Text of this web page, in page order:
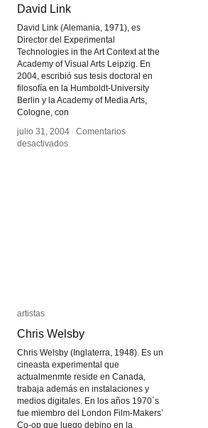
David Link
David Link (Alemania, 1971), es
Director del Experimental
Technologies in the Art Context at the
Academy of Visual Arts Leipzig. En
2004, escribió sus tesis doctoral en
filosofía en la Humboldt-University
Berlin y la Academy of Media Arts,
Cologne, con
julio 31, 2004 / Comentarios
desactivadosen
David Link
julio 31, 2004 / Comentarios
desactivadosen
artistas
Chris Welsby
Chris Welsby (Inglaterra, 1948). Es un
cineasta experimental que
actualmenmte reside en Canada,
trabaja además en instalaciones y
medios digitales. En los años 1970´s
fue miembro del London Film-Makers’
Co-op que luego debino en la
artistas
Chris Welsby